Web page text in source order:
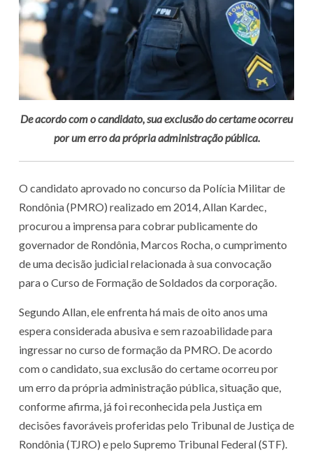
De acordo com o candidato, sua exclusão do certame ocorreu
por um erro da própria administração pública.
O candidato aprovado no concurso da Polícia Militar de
Rondônia (PMRO) realizado em 2014, Allan Kardec,
procurou a imprensa para cobrar publicamente do
governador de Rondônia, Marcos Rocha, o cumprimento
de uma decisão judicial relacionada à sua convocação
para o Curso de Formação de Soldados da corporação.
Segundo Allan, ele enfrenta há mais de oito anos uma
espera considerada abusiva e sem razoabilidade para
ingressar no curso de formação da PMRO. De acordo
com o candidato, sua exclusão do certame ocorreu por
um erro da própria administração pública, situação que,
conforme afirma, já foi reconhecida pela Justiça em
decisões favoráveis proferidas pelo Tribunal de Justiça de
Rondônia (TJRO) e pelo Supremo Tribunal Federal (STF).